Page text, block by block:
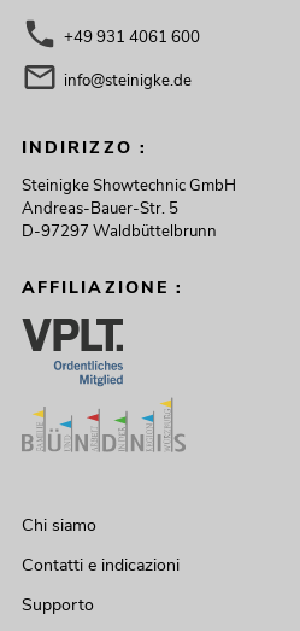
+49 931 4061 600
info@steinigke.de
INDIRIZZO :
Steinigke Showtechnic GmbH
Andreas-Bauer-Str. 5
D-97297 Waldbüttelbrunn
AFFILIAZIONE :
Chi siamo
Contatti e indicazioni
Supporto